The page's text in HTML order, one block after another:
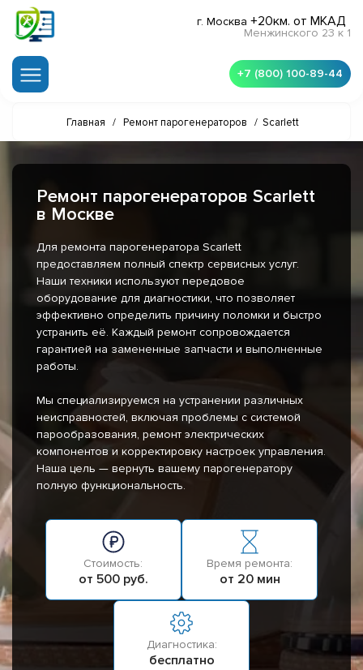
г. Москва +20км. от МКАД
Менжинского 23 к 1
+7 (800) 100-89-44
Главная / Ремонт парогенераторов / Scarlett
Ремонт парогенераторов Scarlett
в Москве
Для ремонта парогенератора Scarlett
предоставляем полный спектр сервисных услуг.
Наши техники используют передовое
оборудование для диагностики, что позволяет
эффективно определить причину поломки и быстро
устранить её. Каждый ремонт сопровождается
гарантией на замененные запчасти и выполненные
работы.
Мы специализируемся на устранении различных
неисправностей, включая проблемы с системой
парообразования, ремонт электрических
компонентов и корректировку настроек управления.
Наша цель — вернуть вашему парогенератору
полную функциональность.
Стоимость:
от 500 руб.
Время ремонта:
от 20 мин
Диагностика:
бесплатно